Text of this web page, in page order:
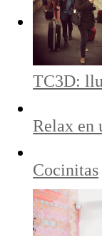
TC3D:
Relax en
Cocinitas